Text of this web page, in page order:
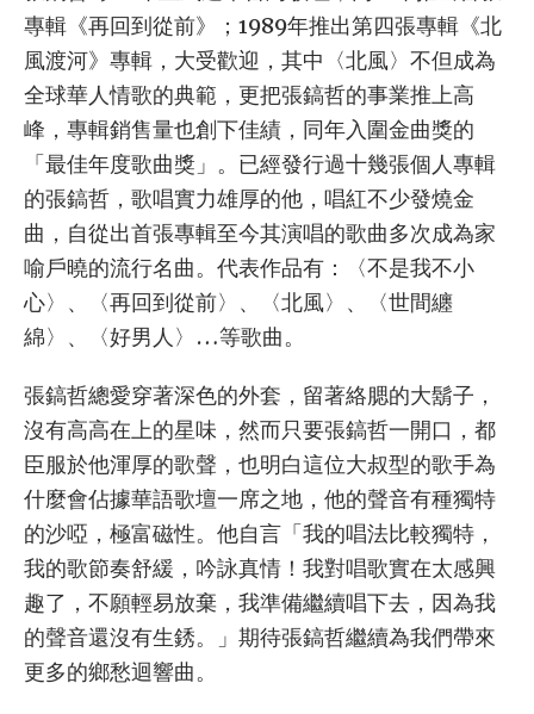
專輯《再回到從前》；1989年推出第四張專輯《北
風渡河》專輯，大受歡迎，其中〈北風〉不但成為
全球華人情歌的典範，更把張鎬哲的事業推上高
峰，專輯銷售量也創下佳績，同年入圍金曲獎的
「最佳年度歌曲獎」。已經發行過十幾張個人專輯
的張鎬哲，歌唱實力雄厚的他，唱紅不少發燒金
曲，自從出首張專輯至今其演唱的歌曲多次成為家
喻戶曉的流行名曲。代表作品有：〈不是我不小
心〉、〈再回到從前〉、〈北風〉、〈世間纏
綿〉、〈好男人〉…等歌曲。
張鎬哲總愛穿著深色的外套，留著絡腮的大鬍子，
沒有高高在上的星味，然而只要張鎬哲一開口，都
臣服於他渾厚的歌聲，也明白這位大叔型的歌手為
什麼會佔據華語歌壇一席之地，他的聲音有種獨特
的沙啞，極富磁性。他自言「我的唱法比較獨特，
我的歌節奏舒緩，吟詠真情！我對唱歌實在太感興
趣了，不願輕易放棄，我準備繼續唱下去，因為我
的聲音還沒有生銹。」期待張鎬哲繼續為我們帶來
更多的鄉愁迴響曲。